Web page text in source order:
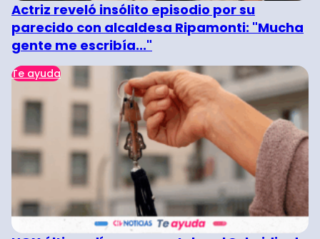
Actriz reveló insólito episodio por su
parecido con alcaldesa Ripamonti: "Mucha
gente me escribía..."
Te ayuda